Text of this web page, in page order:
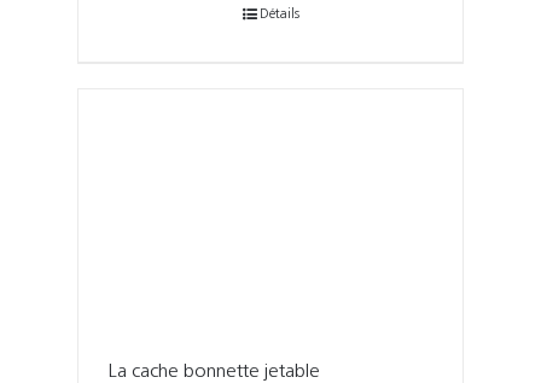
Détails
La cache bonnette jetable